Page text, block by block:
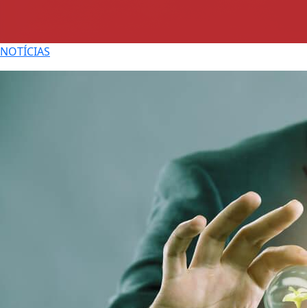
NOTÍCIAS